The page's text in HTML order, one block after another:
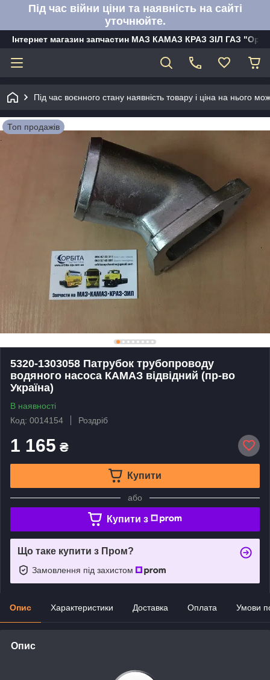
Під час війни ціни та наявність на сайті
уточнюйте.
Інтернет магазин запчастин МАЗ КАМАЗ КРАЗ ЗІЛ ГАЗ
Під час воєнного стану наявність товару і ціна на нього
Топ продажів
5320-1303058 Патрубок трубопроводу
водяного насоса КАМАЗ відвідний (пр-во
Україна)
В наявності
Код: 0014154
Роздріб
1 165 ₴
Купити
або
Купити з
Що таке купити з Пром?
Замовлення під захистом
Опис Характеристики Доставка Оплата Умови
Опис